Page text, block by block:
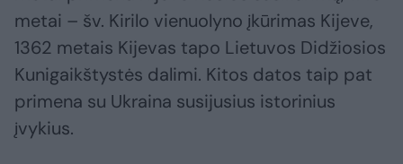
metai – šv. Kirilo vienuolyno įkūrimas Kijeve,
1362 metais Kijevas tapo Lietuvos Didžiosios
Kunigaikštystės dalimi. Kitos datos taip pat
primena su Ukraina susijusius istorinius
įvykius.